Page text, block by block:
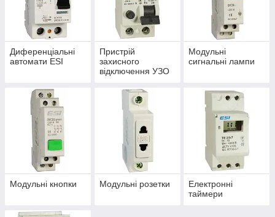
Диференціальні
автомати ESI
Пристрій
захисного
відключення УЗО
Модульні
сигнальні лампи
Модульні кнопки Модульні розетки
Електронні
таймери